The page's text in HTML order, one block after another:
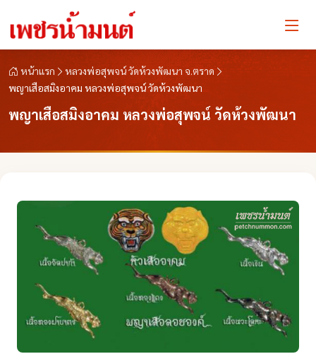
หน้าแรก
หลวงพ่อสุพจน์ วัดห้วงพัฒนา จ.ตราด
พญาเสือสมิงอาคม หลวงพ่อสุพจน์ วัดห้วงพัฒนา
พญาเสือสมิงอาคม หลวงพ่อสุพจน์ วัดห้วงพัฒนา